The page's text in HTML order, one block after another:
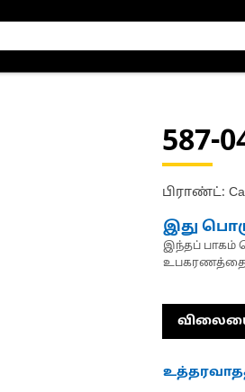
587-
பிராண்ட்:
இது
இந்தப் பாகம்